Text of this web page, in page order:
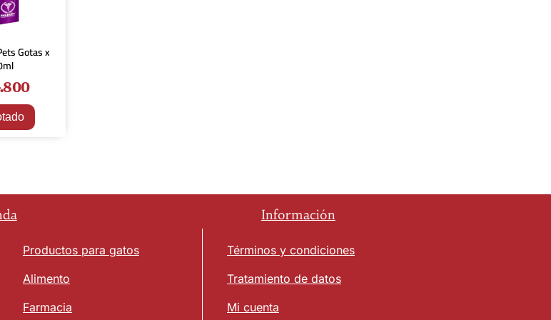
Gotas x
Información
Productos para gatos
Alimento
Farmacia
Términos y condiciones
Tratamiento de datos
Mi cuenta